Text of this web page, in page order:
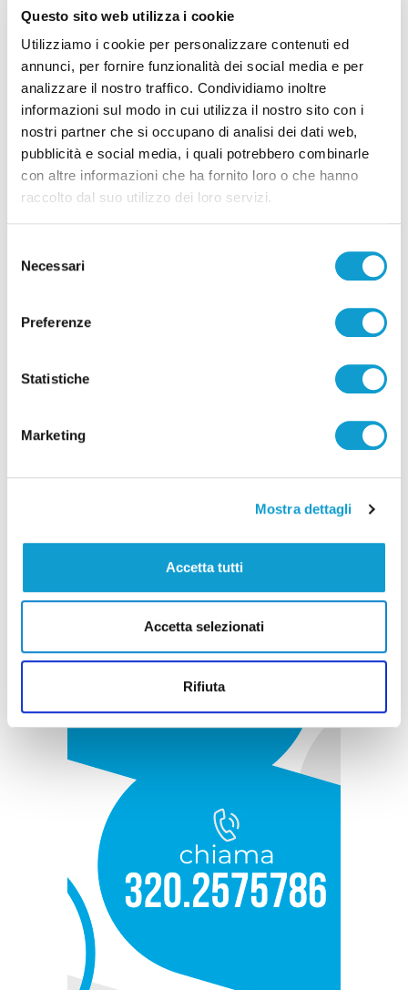
Questo sito web utilizza i cookie
Utilizziamo i cookie per personalizzare contenuti ed
annunci, per fornire funzionalità dei social media e per
analizzare il nostro traffico. Condividiamo inoltre
informazioni sul modo in cui utilizza il nostro sito con i
nostri partner che si occupano di analisi dei dati web,
pubblicità e social media, i quali potrebbero combinarle
con altre informazioni che ha fornito loro o che hanno
raccolto dal suo utilizzo dei loro servizi.
delNecessari
Preferenze
Statistiche
Marketing
Mostra dettagli
Accetta tutti
Accetta selezionati
Rifiuta
la Samb per ripartire"
09/08/2026
Pubblicità
Pubblicità